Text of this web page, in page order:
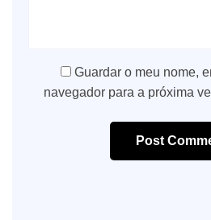
Guardar o meu nome,
navegador para a próxima
Post